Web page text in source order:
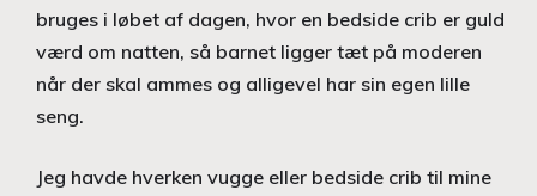
bruges i løbet af dagen, hvor en bedside crib er guld
værd om natten, så barnet ligger tæt på moderen
når der skal ammes og alligevel har sin egen lille
seng.
Jeg havde hverken vugge eller bedside crib til mine